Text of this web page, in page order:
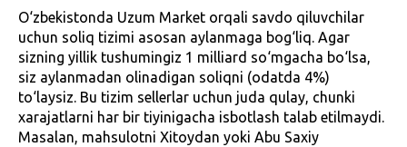
O‘zbekistonda Uzum Market orqali savdo qiluvchilar
uchun soliq tizimi asosan aylanmaga bog‘liq. Agar
sizning yillik tushumingiz 1 milliard so‘mgacha bo‘lsa,
siz aylanmadan olinadigan soliqni (odatda 4%)
to‘laysiz. Bu tizim sellerlar uchun juda qulay, chunki
xarajatlarni har bir tiyinigacha isbotlash talab etilmaydi.
Masalan, mahsulotni Xitoydan yoki Abu Saxiy